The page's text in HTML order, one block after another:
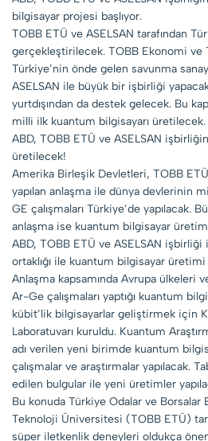
bilgisayar projesi başlıyor.
TOBB ETÜ ve ASELSAN tarafından
gerçekleştirilecek. TOBB Ekonomi ve
Türkiye’nin önde gelen savunma
ASELSAN ile büyük bir işbirliği
yurtdışından da destek gelecek. Bu
milli ilk kuantum bilgisayarı
ABD, TOBB ETÜ ve ASELSAN
üretilecek!
Amerika Birleşik Devletleri, TOBB ETÜ
yapılan anlaşma ile dünya devlerinin
GE çalışmaları Türkiye’de yapılacak.
anlaşma ise kuantum bilgisayar
ABD, TOBB ETÜ ve ASELSAN
ortaklığı ile kuantum bilgisayar üretimi
Anlaşma kapsamında Avrupa ülkeleri
Ar-Ge çalışmaları yaptığı kuantum
kübit’lik bilgisayarlar geliştirmek için
Laboratuvarı kuruldu. Kuantum
adı verilen yeni birimde kuantum
çalışmalar ve araştırmalar yapılacak.
edilen bulgular ile yeni üretimler
Bu konuda Türkiye Odalar ve
Teknoloji Üniversitesi (TOBB ETÜ)
süper iletkenlik deneyleri oldukça